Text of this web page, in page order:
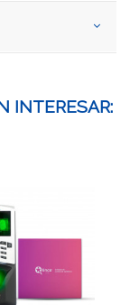
INTERESAR: